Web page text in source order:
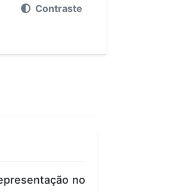
Contraste
no